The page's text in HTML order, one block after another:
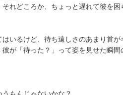
れどころか、ちょっと遅れて彼を困
いるけど、待ち遠しさのあまり首が
が「待った？」って姿を見せた瞬